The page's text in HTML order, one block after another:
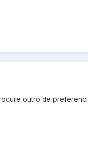
outro de